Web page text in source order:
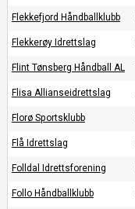
Flekkefjord Håndballklubb
Flekkerøy Idrettslag
Flint Tønsberg Håndball AL
Flisa Allianseidrettslag
Florø Sportsklubb
Flå Idrettslag
Folldal Idrettsforening
Follo Håndballklubb